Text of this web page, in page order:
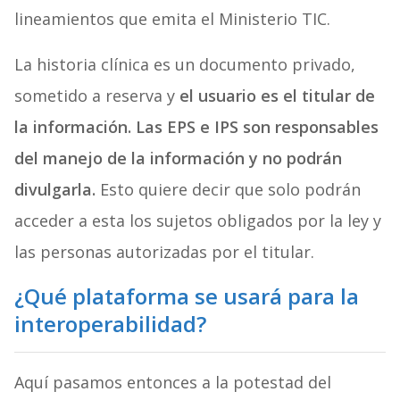
lineamientos que emita el Ministerio TIC.
La historia clínica es un documento privado,
sometido a reserva y el usuario es el titular de
la información. Las EPS e IPS son responsables
del manejo de la información y no podrán
divulgarla. Esto quiere decir que solo podrán
acceder a esta los sujetos obligados por la ley y
las personas autorizadas por el titular.
¿Qué plataforma se usará para la
interoperabilidad?
Aquí pasamos entonces a la potestad del